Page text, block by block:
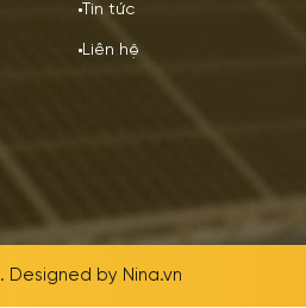
Tin tức
Liên hệ
. Designed by Nina.vn